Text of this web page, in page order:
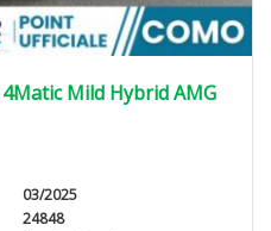
Mild Hybrid AMG
03/2025
24848